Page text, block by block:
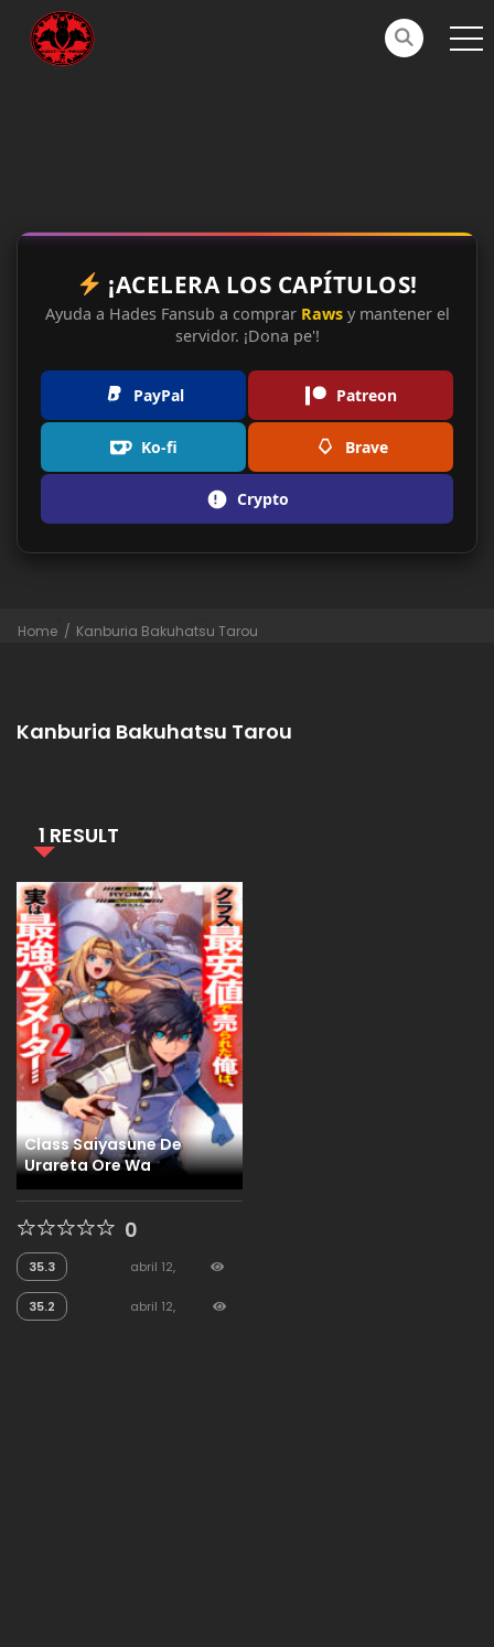
¡ACELERA LOS CAPÍTULOS!
Ayuda a Hades Fansub a comprar Rawsy mantener el
servidor. ¡Dona pe'!
PayPal Patreon
Ko-fi Brave
Crypto
Home Kanburia Bakuhatsu Tarou
Kanburia Bakuhatsu Tarou
1 RESULT
Class Saiyasune De
Urareta Ore Wa
0
35.3
abril 12,
35.2
abril 12,